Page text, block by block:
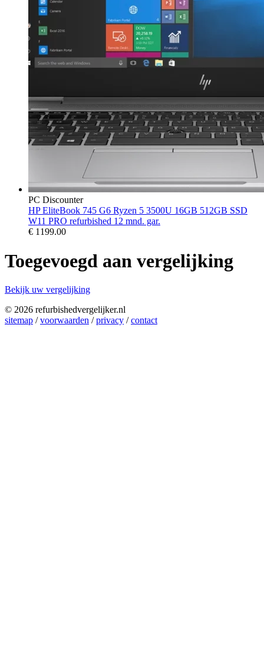
PC Discounter
HP EliteBook 745 G6 Ryzen 5 3500U 16GB 512GB SSD
W11 PRO refurbished 12 mnd. gar.
€ 1199.00
Toegevoegd aan vergelijking
Bekijk uw vergelijking
© 2026 refurbishedvergelijker.nl
sitemap /voorwaarden /privacy /contact